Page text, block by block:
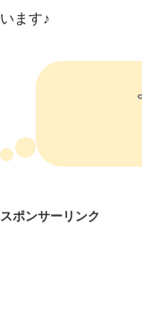
います♪
スポンサーリンク